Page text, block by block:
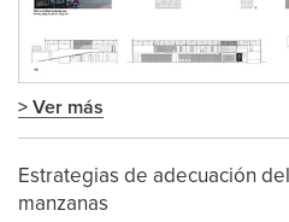
> Ver más
Estrategias de adecuación
manzanas